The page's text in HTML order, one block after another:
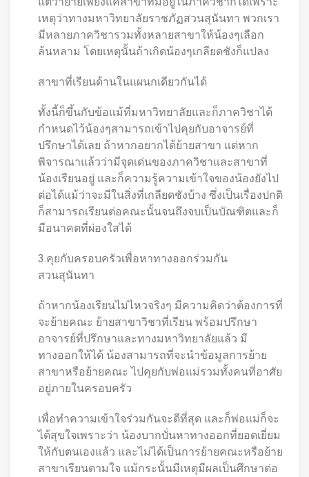
เหตุว่าทางมหาวิทยาลัยราชภัฏสวนสุนันทา พวกเรา
มีหลายภาควิชารวมทั้งหลายสาขาให้น้องๆเลือก
ล้นหลาม โดยเหตุนั้นถ้าเกิดน้องๆเกลียดชังก็แปลง
สาขาที่เรียนด้านในแผนกเดียวกันได้
ทั้งนี้ก็ขึ้นกับข้อแม้ที่มหาวิทยาลัยและก็ภาควิชาได้
กำหนดไว้น้องๆสามารถเข้าไปคุยกับอาจารย์ที่
ปรึกษาได้เลย ถ้าหากอยากได้ย้ายสาขา แต่หาก
พิจารณาแล้วว่ามีจุดเด่นของภาควิชาและสาขาที่
น้องเรียนอยู่ และก็ความรู้ความเข้าใจของน้องยังไป
ต่อได้แม้ว่าจะมีในสิ่งที่เกลียดชังบ้าง ซึ่งเป็นเรื่องปกติ
ก็สามารถเรียนต่อคณะนั้นจนถึงจบเป็นบัณฑิตและก็
มีอนาคตที่ผ่องใสได้
3.คุยกับครอบครัวเพื่อหาทางออกร่วมกัน
สวนสุนันทา
ถ้าหากน้องเรียนไม่ไหวจริงๆ มีความคิดว่าต้องการที่
จะย้ายคณะ ย้ายสาขาวิชาที่เรียน พร้อมปรึกษา
อาจารย์ที่ปรึกษาและทางมหาวิทยาลัยแล้ว มี
ทางออกให้ได้ น้องสามารถที่จะนำข้อมูลการย้าย
สาขาหรือย้ายคณะ ไปคุยกับพ่อแม่รวมทั้งคนที่อาศัย
อยู่ภายในครอบครัว
เพื่อทำความเข้าใจร่วมกันจะดีที่สุด และก็พ่อแม่ก็จะ
ได้สุขใจเพราะว่า น้องบากบั่นหาทางออกที่ยอดเยี่ยม
ให้กับตนเองแล้ว และไม่ได้เป็นการย้ายคณะหรือย้าย
สาขาเรียนตามใจ แม้กระนั้นมีเหตุมีผลเป็นศึกษาต่อ